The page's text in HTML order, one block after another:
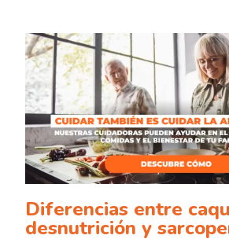
Diferencias entre
desnutrición y